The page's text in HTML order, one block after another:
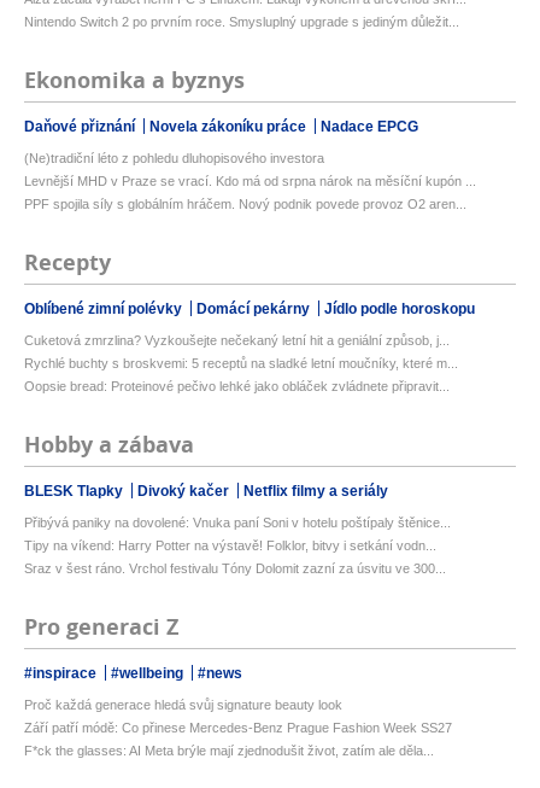
Nintendo Switch 2 po prvním roce. Smysluplný upgrade s jediným důležit...
Ekonomika a byznys
Daňové přiznání Novela zákoníku práce Nadace EPCG
(Ne)tradiční léto z pohledu dluhopisového investora
Levnější MHD v Praze se vrací. Kdo má od srpna nárok na měsíční kupón ...
PPF spojila síly s globálním hráčem. Nový podnik povede provoz O2 aren...
Recepty
Oblíbené zimní polévky Domácí pekárny Jídlo podle horoskopu
Cuketová zmrzlina? Vyzkoušejte nečekaný letní hit a geniální způsob, j...
Rychlé buchty s broskvemi: 5 receptů na sladké letní moučníky, které m...
Oopsie bread: Proteinové pečivo lehké jako obláček zvládnete připravit...
Hobby a zábava
BLESK Tlapky Divoký kačer Netflix filmy a seriály
Přibývá paniky na dovolené: Vnuka paní Soni v hotelu poštípaly štěnice...
Tipy na víkend: Harry Potter na výstavě! Folklor, bitvy i setkání vodn...
Sraz v šest ráno. Vrchol festivalu Tóny Dolomit zazní za úsvitu ve 300...
Pro generaci Z
#inspirace #wellbeing #news
Proč každá generace hledá svůj signature beauty look
Září patří módě: Co přinese Mercedes-Benz Prague Fashion Week SS27
F*ck the glasses: AI Meta brýle mají zjednodušit život, zatím ale děla...